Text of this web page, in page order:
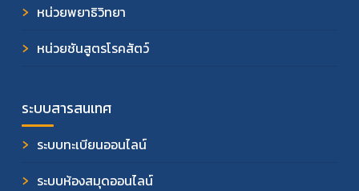
หน่วยพยาธิวิทยา
หน่วยชันสูตรโรคสัตว์
ระบบสารสนเทศ
ระบบทะเบียนออนไลน์
ระบบห้องสมุดออนไลน์